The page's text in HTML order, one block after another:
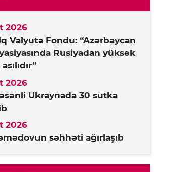
Valyuta Fondu: “Azərbaycan
Rusiyadan yüksək
2026
Ukraynada 30 sutka
2026
səhhəti ağırlaşıb
2026